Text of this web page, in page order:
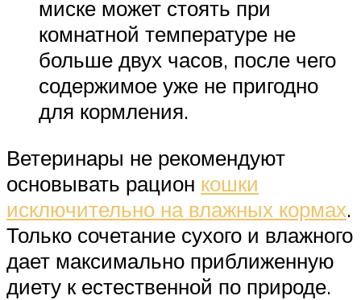
миске может стоять при
комнатной температуре не
больше двух часов, после чего
содержимое уже не пригодно
для кормления.
Ветеринары не рекомендуют
основывать рацион кошки
исключительно на влажных кормах.
Только сочетание сухого и влажного
дает максимально приближенную
диету к естественной по природе.